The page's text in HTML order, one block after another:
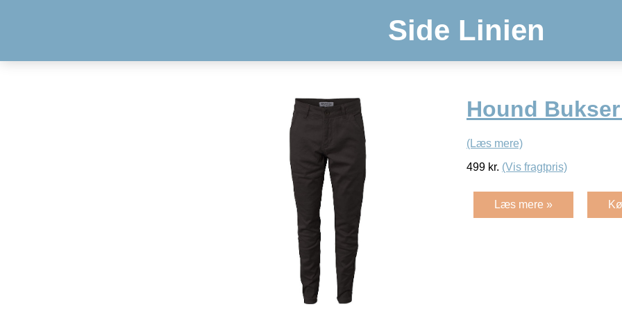
Side Linien
Hound
(Læs mere)
499 kr. (Vis fragtpris)
Læs mere »